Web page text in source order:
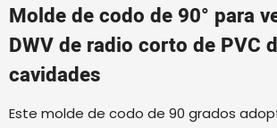
Molde de codo de 90° para
DWV de radio corto de PVC
cavidades
Este molde de codo de 90 grados